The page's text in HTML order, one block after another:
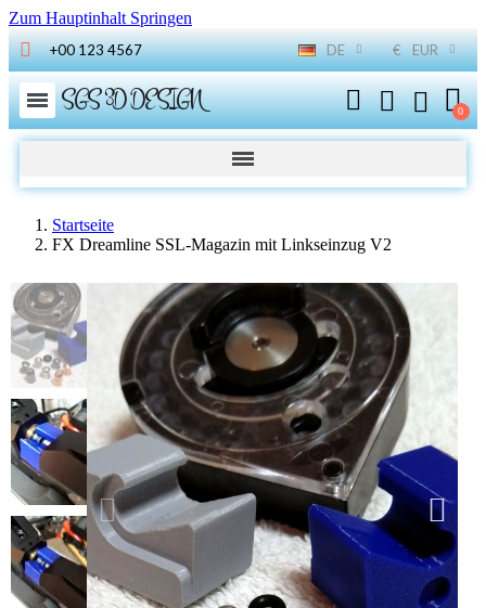
Zum Hauptinhalt Springen
+00 123 4567 DE € EUR
SGS 3D DESIGN
Startseite
FX Dreamline SSL-Magazin mit Linkseinzug V2